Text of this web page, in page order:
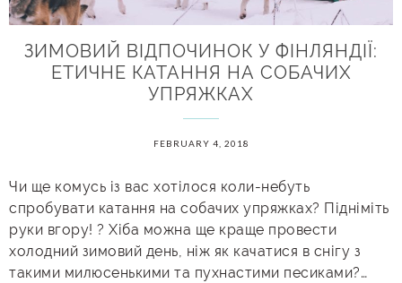
ЗИМОВИЙ ВІДПОЧИНОК У ФІНЛЯНДІЇ:
ЕТИЧНЕ КАТАННЯ НА СОБАЧИХ
УПРЯЖКАХ
FEBRUARY 4, 2018
Чи ще комусь із вас хотілося коли-небуть
спробувати катання на собачих упряжках? Підніміть
руки вгору! ? Хіба можна ще краще провести
холодний зимовий день, ніж як качатися в снігу з
такими милюсенькими та пухнастими песиками?…